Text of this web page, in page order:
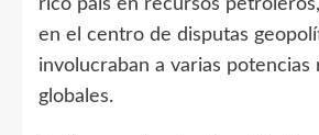
rico país en recursos
en el centro de disputas
involucraban a varias potencias
globales.